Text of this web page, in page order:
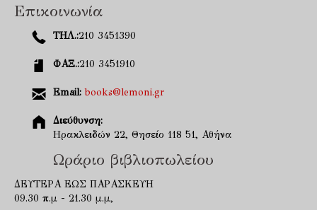
Επικοινωνία
ΤΗΛ.:210 3451390
ΦΑΞ.:210 3451910
Email: books@lemoni.gr
Διεύθυνση:
Ηρακλειδών 22, Θησείο 118 51, Αθήνα
Ωράριο βιβλιοπωλείου
ΔΕΥΤΕΡΑ ΕΩΣ ΠΑΡΑΣΚΕΥΗ
09.30 π.μ - 21.30 μ.μ,